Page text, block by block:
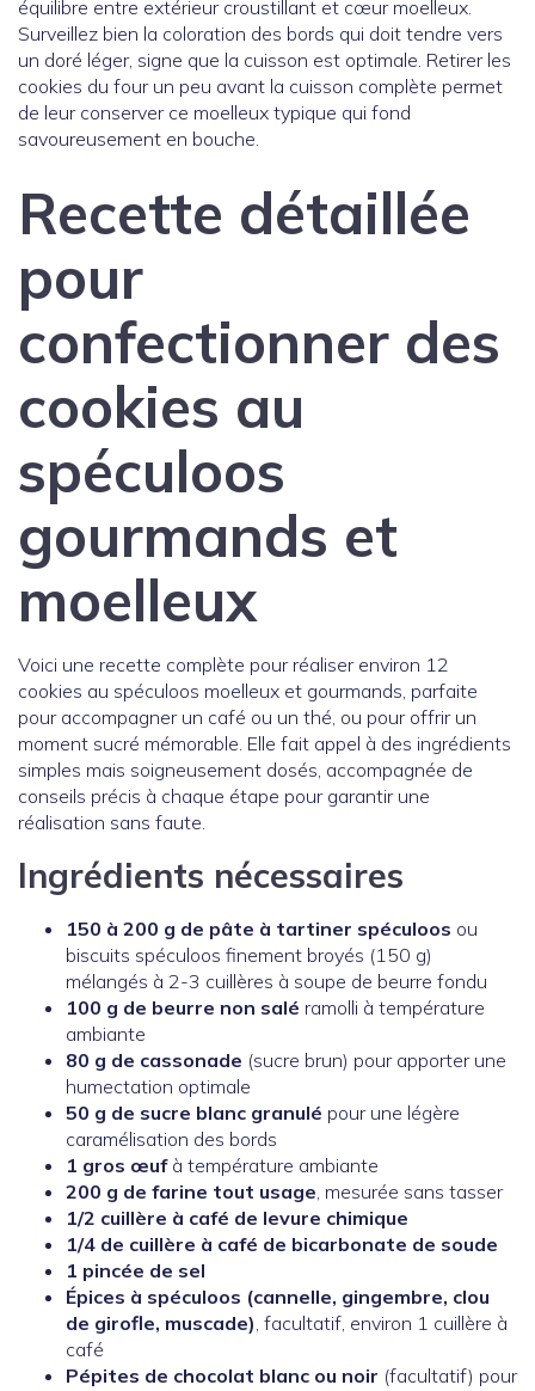
équilibre entre extérieur croustillant et cœur moelleux.
Surveillez bien la coloration des bords qui doit tendre vers
un doré léger, signe que la cuisson est optimale. Retirer les
cookies du four un peu avant la cuisson complète permet
de leur conserver ce moelleux typique qui fond
savoureusement en bouche.
Recette détaillée
pour
confectionner des
cookies au
spéculoos
gourmands et
moelleux
Voici une recette complète pour réaliser environ 12
cookies au spéculoos moelleux et gourmands, parfaite
pour accompagner un café ou un thé, ou pour offrir un
moment sucré mémorable. Elle fait appel à des ingrédients
simples mais soigneusement dosés, accompagnée de
conseils précis à chaque étape pour garantir une
réalisation sans faute.
Ingrédients nécessaires
150 à 200 g de pâte à tartiner spéculoos ou
biscuits spéculoos finement broyés (150 g)
mélangés à 2-3 cuillères à soupe de beurre fondu
100 g de beurre non salé ramolli à température
ambiante
80 g de cassonade (sucre brun) pour apporter une
humectation optimale
50 g de sucre blanc granulé pour une légère
caramélisation des bords
1 gros œufà température ambiante
200 g de farine tout usage, mesurée sans tasser
1/2 cuillère à café de levure chimique
1/4 de cuillère à café de bicarbonate de soude
1 pincée de sel
Épices à spéculoos (cannelle, gingembre, clou
de girofle, muscade), facultatif, environ 1 cuillère à
café
Pépites de chocolat blanc ou noir (facultatif) pour